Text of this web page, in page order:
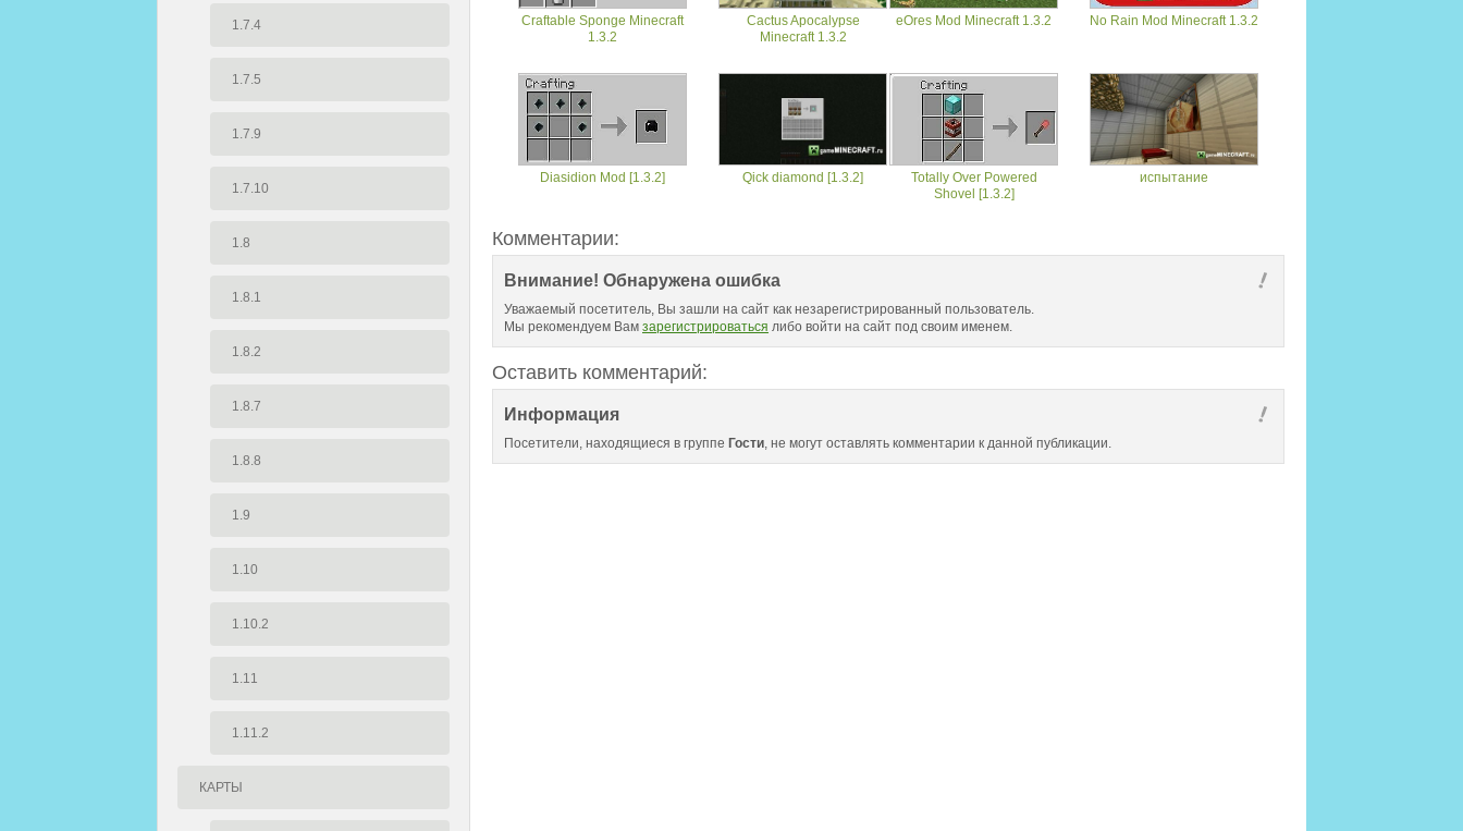
1.7.4
1.7.5
1.7.9
1.7.10
1.8
1.8.1
1.8.2
1.8.7
1.8.8
1.9
1.10
1.10.2
1.11
1.11.2
КАРТЫ
Craftable Sponge Minecraft
1.3.2
Cactus Apocalypse
Minecraft 1.3.2
eOres Mod Minecraft 1.3.2 No Rain Mod Minecraft 1.3.2
Diasidion Mod [1.3.2] Qick diamond [1.3.2]
Totally Over Powered
Shovel [1.3.2]
испытание
Комментарии:
Внимание! Обнаружена ошибка
Уважаемый посетитель, Вы зашли на сайт как незарегистрированный пользователь.
Мы рекомендуем Вам зарегистрироваться либо войти на сайт под своим именем.
Оставить комментарий:
Информация
Посетители, находящиеся в группе Гости , не могут оставлять комментарии к данной публикации.